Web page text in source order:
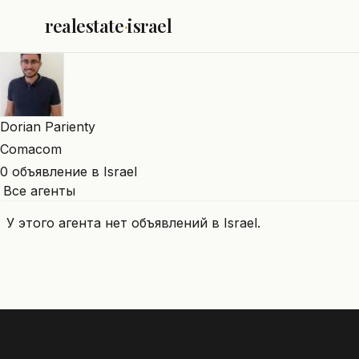
realestate·israel
Dorian Parienty
Comacom
0 объявление в Israel
Все агенты
У этого агента нет объявлений в Israel.